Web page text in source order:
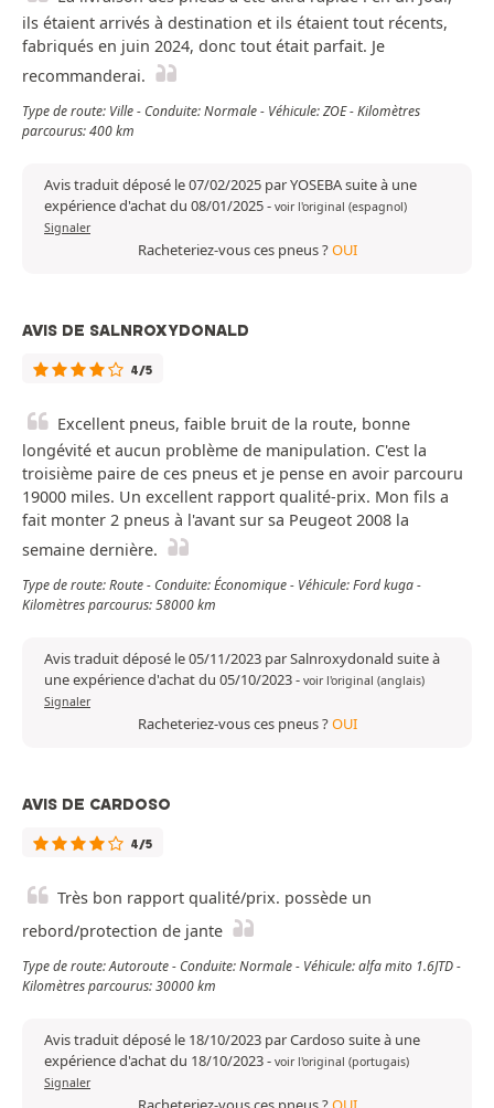
ils étaient arrivés à destination et ils étaient tout récents,
fabriqués en juin 2024, donc tout était parfait. Je
recommanderai.
Type de route: Ville - Conduite: Normale - Véhicule: ZOE - Kilomètres
parcourus: 400 km
Avis traduit déposé le 07/02/2025 par YOSEBA suite à une
expérience d'achat du 08/01/2025- voir l'original (espagnol)
Signaler
Racheteriez-vous ces pneus ?OUI
AVIS DE SALNROXYDONALD
4/5
Excellent pneus, faible bruit de la route, bonne
longévité et aucun problème de manipulation. C'est la
troisième paire de ces pneus et je pense en avoir parcouru
19000 miles. Un excellent rapport qualité-prix. Mon fils a
fait monter 2 pneus à l'avant sur sa Peugeot 2008 la
semaine dernière.
Type de route: Route - Conduite: Économique - Véhicule: Ford kuga -
Kilomètres parcourus: 58000 km
Avis traduit déposé le 05/11/2023 par Salnroxydonald suite à
une expérience d'achat du 05/10/2023- voir l'original (anglais)
Signaler
Racheteriez-vous ces pneus ?OUI
AVIS DE CARDOSO
4/5
Très bon rapport qualité/prix. possède un
rebord/protection de jante
Type de route: Autoroute - Conduite: Normale - Véhicule: alfa mito 1.6JTD -
Kilomètres parcourus: 30000 km
Avis traduit déposé le 18/10/2023 par Cardoso suite à une
expérience d'achat du 18/10/2023- voir l'original (portugais)
Signaler